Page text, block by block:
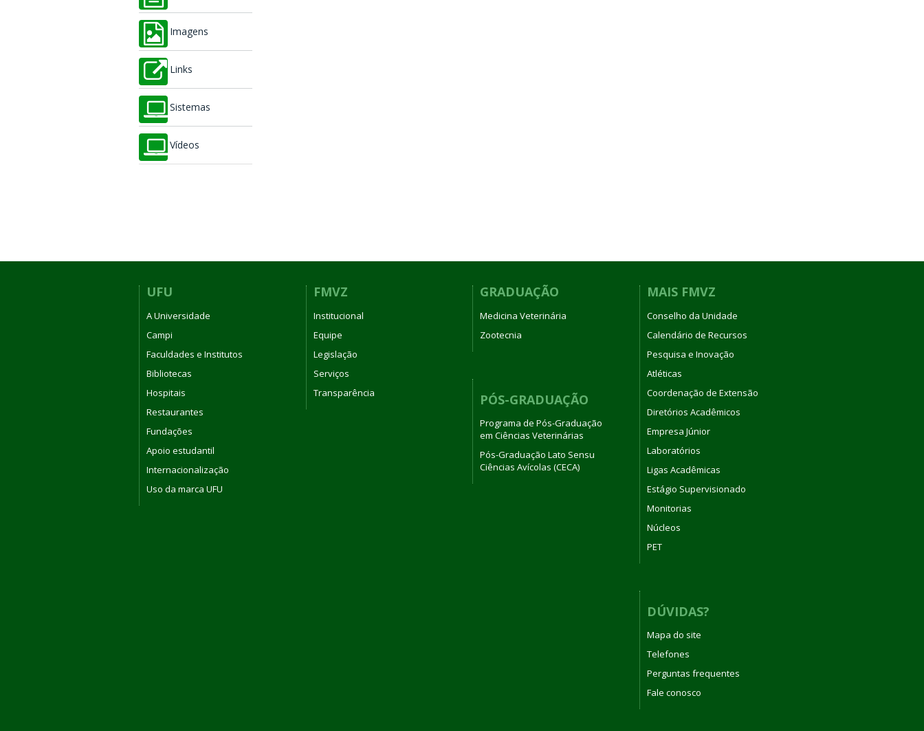
Imagens
Links
Sistemas
Vídeos
UFU
A Universidade
Campi
Faculdades e Institutos
Bibliotecas
Hospitais
Restaurantes
Fundações
Apoio estudantil
Internacionalização
Uso da marca UFU
FMVZ
Institucional
Equipe
Legislação
Serviços
Transparência
GRADUAÇÃO
Medicina Veterinária
Zootecnia
PÓS-GRADUAÇÃO
Programa de Pós-Graduação
em Ciências Veterinárias
Pós-Graduação Lato Sensu
Ciências Avícolas (CECA)
MAIS FMVZ
Conselho da Unidade
Calendário de Recursos
Pesquisa e Inovação
Atléticas
Coordenação de Extensão
Diretórios Acadêmicos
Empresa Júnior
Laboratórios
Ligas Acadêmicas
Estágio Supervisionado
Monitorias
Núcleos
PET
DÚVIDAS?
Mapa do site
Telefones
Perguntas frequentes
Fale conosco